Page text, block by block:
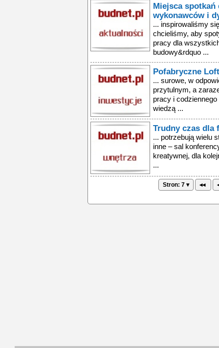
Miejsca
wykonawców i
... inspirowaliśmy
chcieliśmy, aby
pracy dla
budowy&rdquo ...
Pofabryczne
... surowe, w
przytulnym, a
pracy i
wiedzą ...
Trudny czas dla
... potrzebują wielu
inne – sal
kreatywnej, dla
...
Stron: 7 ▾ ◂◂